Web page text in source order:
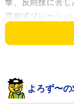
撃、反則技に苦
雪崩式ブレーン
羅をバックドロ
ライバーⅡで仕留
宣戦布告。刀羅
いたのはお前だ
よろず〜